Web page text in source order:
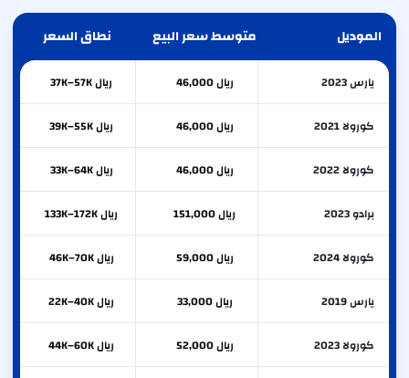
الموديل متوسط سعر البيع نطاق السعر
يارس 2023 ريال 46,000 ريال 37K–57K
كورولا 2021 ريال 46,000 ريال 39K–55K
كورولا 2022 ريال 46,000 ريال 33K–64K
برادو 2023 ريال 151,000 ريال 133K–172K
كورولا 2024 ريال 59,000 ريال 46K–70K
يارس 2019 ريال 33,000 ريال 22K–40K
كورولا 2023 ريال 52,000 ريال 44K–60K